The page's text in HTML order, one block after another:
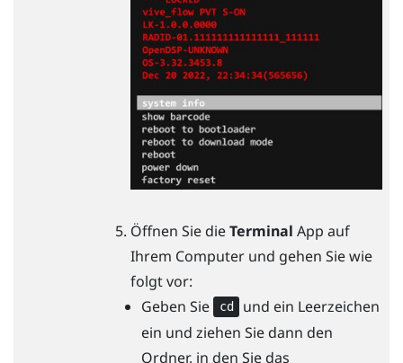
Öffnen Sie dieTerminal App auf
Ihrem Computer und gehen Sie wie
folgt vor:
Geben Sie
cd
und ein Leerzeichen
ein und ziehen Sie dann den
Ordner, in den Sie das